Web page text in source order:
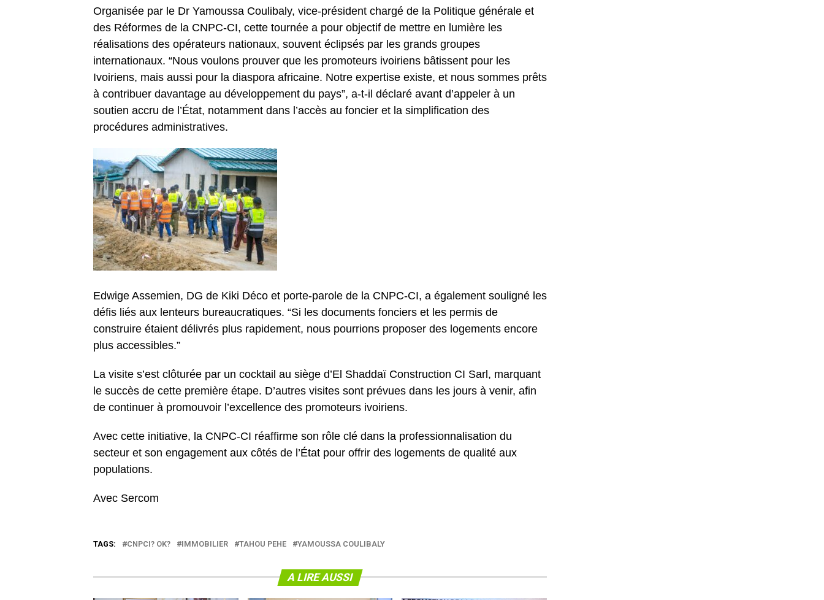
Organisée par le Dr Yamoussa Coulibaly, vice-président chargé de la Politique générale et
des Réformes de la CNPC-CI, cette tournée a pour objectif de mettre en lumière les
réalisations des opérateurs nationaux, souvent éclipsés par les grands groupes
internationaux. “Nous voulons prouver que les promoteurs ivoiriens bâtissent pour les
Ivoiriens, mais aussi pour la diaspora africaine. Notre expertise existe, et nous sommes prêts
à contribuer davantage au développement du pays”, a-t-il déclaré avant d’appeler à un
soutien accru de l’État, notamment dans l’accès au foncier et la simplification des
procédures administratives.
Edwige Assemien, DG de Kiki Déco et porte-parole de la CNPC-CI, a également souligné les
défis liés aux lenteurs bureaucratiques. “Si les documents fonciers et les permis de
construire étaient délivrés plus rapidement, nous pourrions proposer des logements encore
plus accessibles.”
La visite s’est clôturée par un cocktail au siège d’El Shaddaï Construction CI Sarl, marquant
le succès de cette première étape. D’autres visites sont prévues dans les jours à venir, afin
de continuer à promouvoir l’excellence des promoteurs ivoiriens.
Avec cette initiative, la CNPC-CI réaffirme son rôle clé dans la professionnalisation du
secteur et son engagement aux côtés de l’État pour offrir des logements de qualité aux
populations.
Avec Sercom
TAGS: CNPCI? OK? IMMOBILIER TAHOU PEHE YAMOUSSA COULIBALY
A LIRE AUSSI